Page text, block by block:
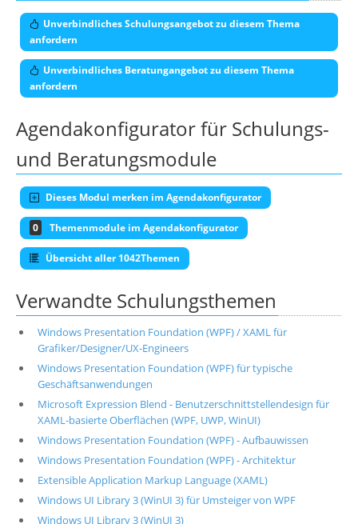
Unverbindliches Schulungsangebot zu diesem Thema
anfordern
Unverbindliches Beratungangebot zu diesem Thema
anfordern
Agendakonfigurator für Schulungs-
und Beratungsmodule
Dieses Modul merken im Agendakonfigurator
0 Themenmodule im Agendakonfigurator
Übersicht aller 1042Themen
Verwandte Schulungsthemen
Windows Presentation Foundation (WPF) / XAML für
Grafiker/Designer/UX-Engineers
Windows Presentation Foundation (WPF) für typische
Geschäftsanwendungen
Microsoft Expression Blend - Benutzerschnittstellendesign für
XAML-basierte Oberflächen (WPF, UWP, WinUI)
Windows Presentation Foundation (WPF) - Aufbauwissen
Windows Presentation Foundation (WPF) - Architektur
Extensible Application Markup Language (XAML)
Windows UI Library 3 (WinUI 3) für Umsteiger von WPF
Windows UI Library 3 (WinUI 3)